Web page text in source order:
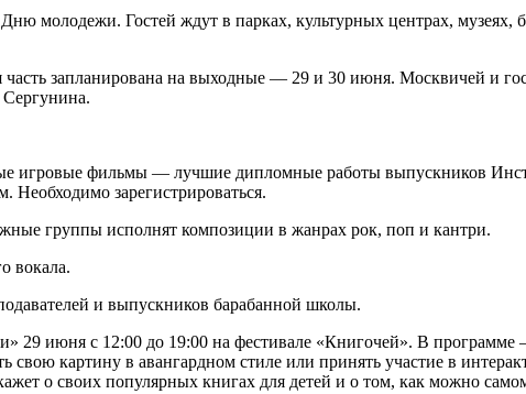
молодежи. Гостей ждут в парках, культурных центрах, музеях,
запланирована на выходные — 29 и 30 июня. Москвичей и
игровые фильмы — лучшие дипломные работы выпускников
Необходимо зарегистрироваться.
группы исполнят композиции в жанрах рок, поп и кантри.
вокала.
и выпускников барабанной школы.
29 июня с 12:00 до 19:00 на фестивале «Книгочей». В программе
свою картину в авангардном стиле или принять участие в
о своих популярных книгах для детей и о том, как можно